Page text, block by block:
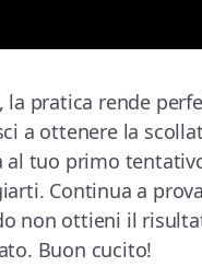
la pratica rende
a ottenere la
al tuo primo
Continua a
non ottieni il
Buon cucito!